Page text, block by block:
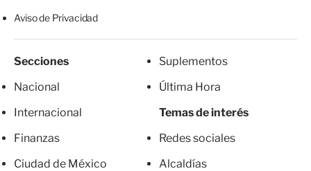
Aviso de Privacidad
Secciones
Nacional
Internacional
Finanzas
Ciudad de México
Suplementos
Última Hora
Temas de interés
Redes sociales
Alcaldías